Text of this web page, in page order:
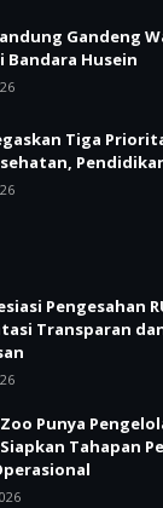
Gandeng
Bandara Husein
Tiga
Pengesahan
Transparan
Punya
Tahapan